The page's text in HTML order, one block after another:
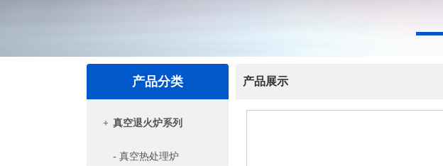
产品分类
+ 真空退火炉系列
- 真空热处理炉
产品展示